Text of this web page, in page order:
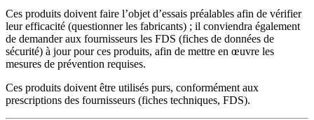
Ces produits doivent faire l’objet d’essais préalables afin de vérifier
leur efficacité (questionner les fabricants) ; il conviendra également
de demander aux fournisseurs les FDS (fiches de données de
sécurité) à jour pour ces produits, afin de mettre en œuvre les
mesures de prévention requises.
Ces produits doivent être utilisés purs, conformément aux
prescriptions des fournisseurs (fiches techniques, FDS).